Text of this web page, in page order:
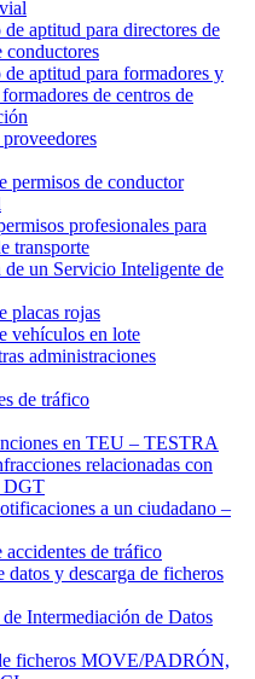
aptitud para directores de
conductores
aptitud para formadores y
de centros de
permisos de conductor
profesionales para
transporte
un Servicio Inteligente de
placas rojas
vehículos en lote
administraciones
de tráfico
en TEU – TESTRA
relacionadas con
DGT
a un ciudadano –
de tráfico
datos y descarga de ficheros
Intermediación de Datos
ficheros MOVE/PADRÓN,